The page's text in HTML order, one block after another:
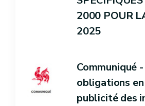
2000 POUR
2025
Communiqué
obligations
publicité des